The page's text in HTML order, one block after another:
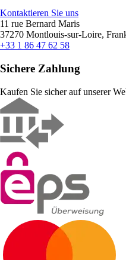
Kontaktieren Sie uns
11 rue Bernard Maris
37270 Montlouis-sur-Loire,
+33 1 86 47 62 58
Sichere Zahlung
Kaufen Sie sicher auf unserer